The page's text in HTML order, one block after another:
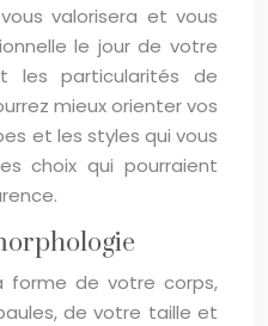
valorisera et vous
le jour de votre
les particularités de
mieux orienter vos
et les styles qui vous
choix qui pourraient
forme de votre corps,
de votre taille et